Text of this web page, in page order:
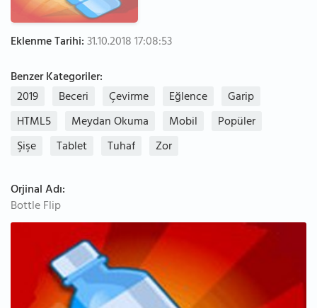
Eklenme Tarihi:31.10.2018 17:08:53
Benzer Kategoriler:
2019
Beceri Çevirme Eğlence
Garip
HTML5
Meydan Okuma Mobil
Popüler
Şişe
Tablet Tuhaf Zor
Orjinal Adı:
Bottle Flip